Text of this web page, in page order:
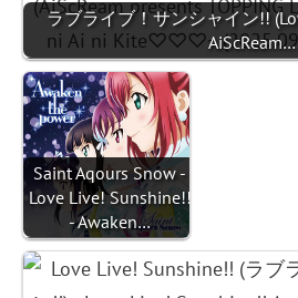
ラブライブ！サンシャイン!!
AiScReam…
Saint Aqours Snow -
Love Live! Sunshine!!
- Awaken…